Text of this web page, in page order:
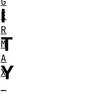
I
T
Y
E
R
M
A
X